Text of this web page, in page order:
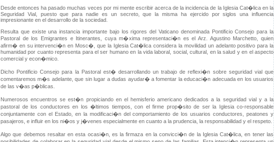
Desde entonces ha pasado muchas veces por mi mente escribir acerca de la incidencia de la Iglesia Cat�lica en la
Seguridad Vial, puesto que para nadie es un secreto, que la misma ha ejercido por siglos una influencia
impresionante en el desarrollo de la sociedad.
Resulta que existe una instancia importante bajo los rigores del Vaticano denominada Pontificio Consejo para la
Pastoral de los Emigrantes e Itinerantes, cuya m�xima representaci�n es el Arz. Agustino Marchetto, quien
afirm� en su intervenci�n en Mosc�, que la Iglesia Cat�lica considera la movilidad un adelanto positivo para la
humanidad por cuanto representa para el ser humano en la vida laboral, social, cultural, en la salud y en el aspecto
comercial y econ�mico.
Dicho Pontificio Consejo para la Pastoral est� desarrollando un trabajo de reflexi�n sobre seguridad vial que
comentaremos m�s adelante, que sin lugar a dudas ayudar� a fomentar la educaci�n adecuada en los usuarios
de las v�as p�blicas.
Numerosos encuentros se est�n propiciando en el hemisferio americano dedicados a la seguridad vial y a la
pastoral de los conductores en los �ltimos tiempos, con el firme prop�sito de ser la Iglesia co-responsable
conjuntamente con el Estado, en la modificaci�n del comportamiento de los usuarios conductores, peatones y
pasajeros, e influir en los ni�os y j�venes especialmente en cuanto a la prudencia, la responsabilidad y el respeto.
Algo que debemos resaltar en esta ocasi�n, es la firmaza en la convicci�n de la Iglesia Cat�lica, en tener las